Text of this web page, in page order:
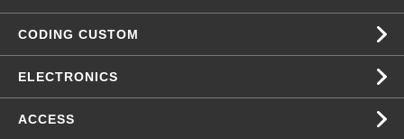
CODING CUSTOM
ELECTRONICS
ACCESS